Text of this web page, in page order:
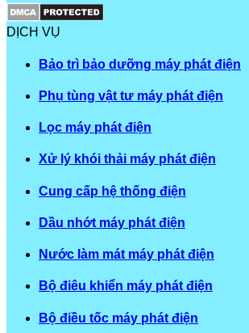
DỊCH VỤ
Bảo trì bảo dưỡng máy phát điện
Phụ tùng vật tư máy phát điện
Lọc máy phát điện
Xử lý khói thải máy phát điện
Cung cấp hệ thống điện
Dầu nhớt máy phát điện
Nước làm mát máy phát điện
Bộ điêu khiển máy phát điện
Bộ điều tốc máy phát điện